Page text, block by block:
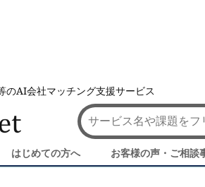
AI会社マッチング支援サービス
はじめての方へ お客様の声・ご相談
パナソニック ソリューションテク
ションテクノロジー株式会社